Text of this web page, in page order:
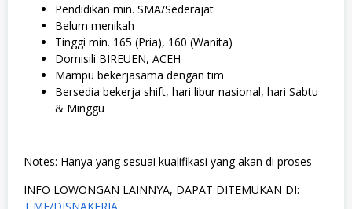
Pendidikan min. SMA/Sederajat
Belum menikah
Tinggi min. 165 (Pria), 160 (Wanita)
Domisili BIREUEN, ACEH
Mampu bekerjasama dengan tim
Bersedia bekerja shift, hari libur nasional, hari Sabtu
& Minggu
Notes: Hanya yang sesuai kualifikasi yang akan di proses
INFO LOWONGAN LAINNYA, DAPAT DITEMUKAN DI: